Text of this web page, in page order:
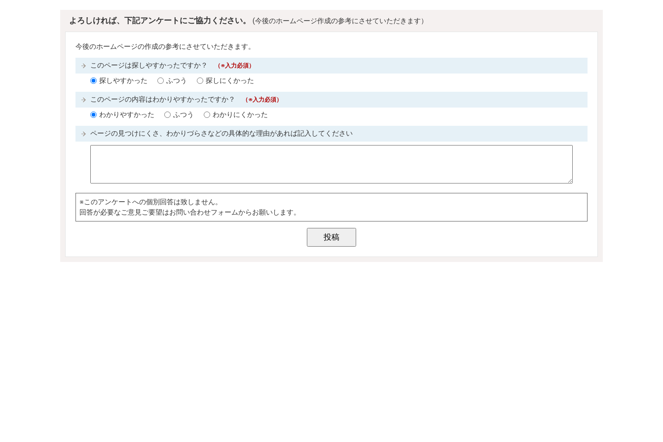
よろしければ、下記アンケートにご協力ください。 (今後のホームページ作成の参考にさせていただきます）
今後のホームページの作成の参考にさせていただきます。
このページは探しやすかったですか？ （※入力必須）
探しやすかった ふつう 探しにくかった
このページの内容はわかりやすかったですか？ （※入力必須）
わかりやすかった ふつう わかりにくかった
ページの見つけにくさ、わかりづらさなどの具体的な理由があれば記入してください
※このアンケートへの個別回答は致しません。
回答が必要なご意見ご要望はお問い合わせフォームからお願いします。